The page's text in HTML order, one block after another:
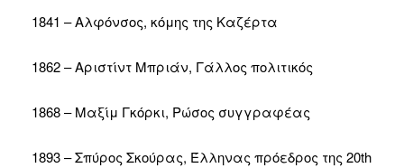
1841 – Αλφόνσος, κόμης της Καζέρτα
1862 – Αριστίντ Μπριάν, Γάλλος πολιτικός
1868 – Μαξίμ Γκόρκι, Ρώσος συγγραφέας
1893 – Σπύρος Σκούρας, Έλληνας πρόεδρος της 20th